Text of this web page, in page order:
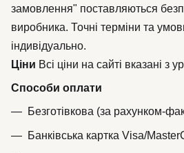
замовлення" поставляються
виробника. Точні терміни та
індивідуально.
Ціни Всі ціни на сайті вказані з
Способи оплати
Безготівкова (за рахунком-
Банківська картка Visa/